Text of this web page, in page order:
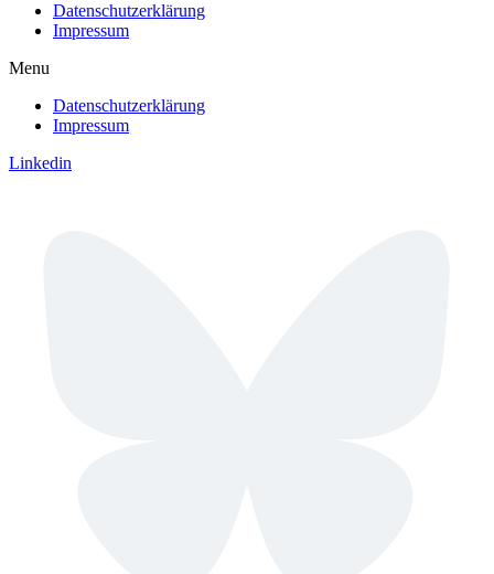
Datenschutzerklärung
Impressum
Menu
Datenschutzerklärung
Impressum
Linkedin